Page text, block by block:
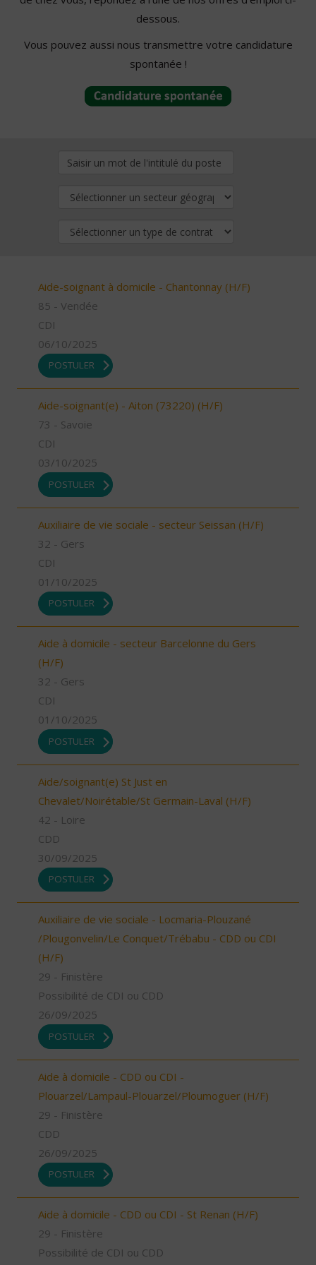
dessous.
Vous pouvez aussi nous transmettre votre candidature
spontanée !
Aide-soignant à domicile - Chantonnay (H/F)
85 - Vendée
CDI
06/10/2025
POSTULER
Aide-soignant(e) - Aiton (73220) (H/F)
73 - Savoie
CDI
03/10/2025
POSTULER
Auxiliaire de vie sociale - secteur Seissan (H/F)
32 - Gers
CDI
01/10/2025
POSTULER
Aide à domicile - secteur Barcelonne du Gers
(H/F)
32 - Gers
CDI
01/10/2025
POSTULER
Aide/soignant(e) St Just en
Chevalet/Noirétable/St Germain-Laval (H/F)
42 - Loire
CDD
30/09/2025
POSTULER
Auxiliaire de vie sociale - Locmaria-Plouzané
/Plougonvelin/Le Conquet/Trébabu - CDD ou CDI
(H/F)
29 - Finistère
Possibilité de CDI ou CDD
26/09/2025
POSTULER
Aide à domicile - CDD ou CDI -
Plouarzel/Lampaul-Plouarzel/Ploumoguer (H/F)
29 - Finistère
CDD
26/09/2025
POSTULER
Aide à domicile - CDD ou CDI - St Renan (H/F)
29 - Finistère
Possibilité de CDI ou CDD